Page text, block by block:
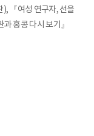
『여성 연구자, 선을
홍콩 다시 보기』